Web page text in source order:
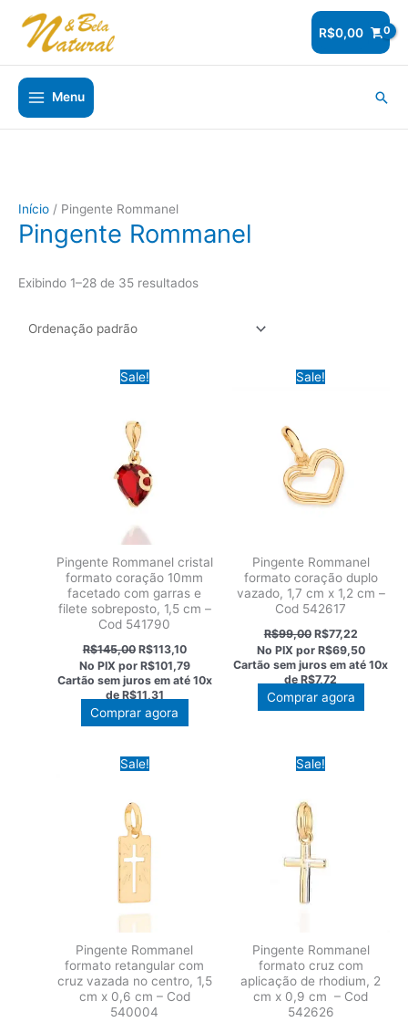
para
conteúdo
R$0,00
Menu
Início / Pingente Rommanel
Pingente Rommanel
Exibindo 1–28 de 35 resultados
Sale!
Pingente Rommanel cristal
formato coração 10mm
facetado com garras e
filete sobreposto, 1,5 cm –
Cod 541790
R$145,00 O
preço
original
era:
R$145,00.
R$113,10O
preço
atual
é:
R$113,10.
No PIX por R$101,79
Cartão sem juros em até 10x
deR$11,31
Comprar agora
Sale!
Pingente Rommanel
formato coração duplo
vazado, 1,7 cm x 1,2 cm –
Cod 542617
R$99,00 O
preço
original
era:
R$99,00.
R$77,22O
preço
atual
é:
R$77,22.
No PIX por R$69,50
Cartão sem juros em até10x
de R$7,72
Comprar agora
Sale!
Pingente Rommanel
formato retangular com
cruz vazada no centro, 1,5
cm x 0,6 cm – Cod
540004
Sale!
Pingente Rommanel
formato cruz com
aplicação de rhodium, 2
cm x 0,9 cm – Cod
542626